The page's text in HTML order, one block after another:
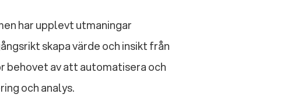
har upplevt utmaningar
skapa värde och insikt från
behovet av att automatisera och
och analys.